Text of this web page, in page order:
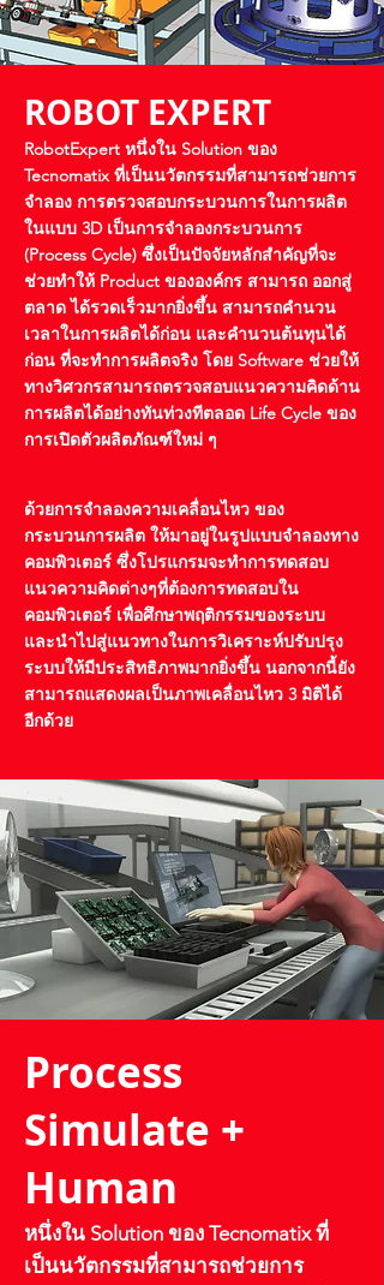
ROBOT EXPERT
RobotExpert หนึ่งใน Solution ของ
Tecnomatixที่เป็นนวัตกรรมที่สามารถช่วยการ
จำลอง การตรวจสอบกระบวนการในการผลิต
ในแบบ 3D เป็นการจำลองกระบวนการ
(Process Cycle) ซึ่งเป็นปัจจัยหลักสำคัญที่จะ
ช่วยทำให้ Product ขององค์กร สามารถ ออกสู่
ตลาด ได้รวดเร็วมากยิ่งขึ้น สามารถคำนวน
เวลาในการผลิตได้ก่อน และคำนวนต้นทุนได้
ก่อน ที่จะทำการผลิตจริง โดย Software ช่วยให้
ทางวิศวกรสามารถตรวจสอบแนวความคิดด้าน
การผลิตได้อย่างทันท่วงทีตลอด Life Cycle ของ
การเปิดตัวผลิตภัณฑ์ใหม่ ๆ
ด้วยการจำลองความเคลื่อนไหว ของ
กระบวนการผลิต ให้มาอยู่ในรูปแบบจำลองทาง
คอมพิวเตอร์ ซึ่งโปรแกรมจะทำการทดสอบ
แนวความคิดต่างๆที่ต้องการทดสอบใน
คอมพิวเตอร์ เพื่อศึกษาพฤติกรรมของระบบ
และนำไปสู่แนวทางในการวิเคราะห์ปรับปรุง
ระบบให้มีประสิทธิภาพมากยิ่งขึ้น นอกจากนี้ยัง
สามารถแสดงผลเป็นภาพเคลื่อนไหว 3 มิติได้
อีกด้วย
Process
Simulate +
Human
หนึ่งใน Solution ของ Tecnomatixที่
เป็นนวัตกรรมที่สามารถช่วยการ